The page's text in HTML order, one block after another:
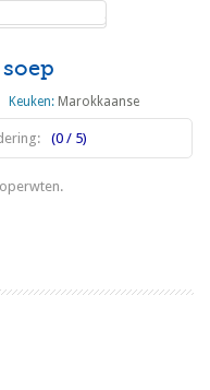
Keuken: Marokkaanse
(0 / 5)